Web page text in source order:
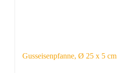
Gusseisenpfanne, Ø 25 x 5 cm